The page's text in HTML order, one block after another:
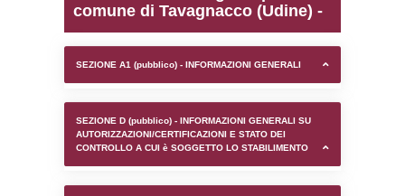
Stabilimento Tuttogas
comune di Tavagnacco
SEZIONE A1 (pubblico) - INFORMAZIONI